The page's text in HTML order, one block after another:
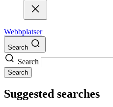
Webbplatser
Search
Search
Search
Suggested searches